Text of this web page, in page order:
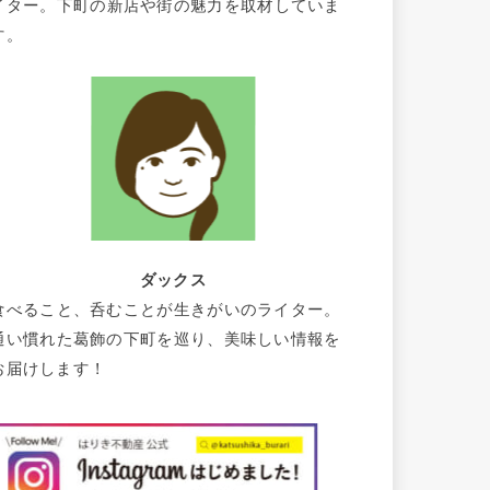
ター。下町の新店や街の魅力を取材していま
ダックス
べること、呑むことが生きがいのライター。
い慣れた葛飾の下町を巡り、美味しい情報を
届けします！